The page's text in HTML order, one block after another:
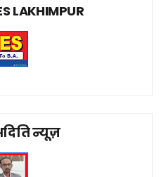
LAKHIMPUR
न्यूज़